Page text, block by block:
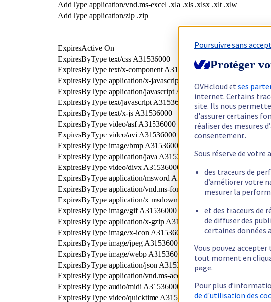
AddType application/vnd.ms-excel .xla .xls .xlsx .xlt .xlw
AddType application/zip .zip
ExpiresActive On
ExpiresByType text/css A31536000
ExpiresByType text/x-component A31536000
ExpiresByType application/x-javascript A31536000
ExpiresByType application/javascript A31536000
ExpiresByType text/javascript A31536000
ExpiresByType text/x-js A31536000
ExpiresByType video/asf A31536000
ExpiresByType video/avi A31536000
ExpiresByType image/bmp A31536000
ExpiresByType application/java A31536000
ExpiresByType video/divx A31536000
ExpiresByType application/msword A31536000
ExpiresByType application/vnd.ms-fontobject A31536000
ExpiresByType application/x-msdownload A31536000
ExpiresByType image/gif A31536000
ExpiresByType application/x-gzip A31536000
ExpiresByType image/x-icon A31536000
ExpiresByType image/jpeg A31536000
ExpiresByType image/webp A31536000
ExpiresByType application/json A31536000
ExpiresByType application/vnd.ms-access A31536000
ExpiresByType audio/midi A31536000
ExpiresByType video/quicktime A31536000
Poursuivre sans
Protéger
OVHcloud et ses
internet. Certains
site. Ils nous
d'assurer certaines
réaliser des mesures
consentement.
Sous réserve de votre
des traceurs de
d’améliorer votre
mesurer la
et des traceurs de
de diffuser des
certaines données
Vous pouvez
tout moment en
page.
Pour plus
de d'utilisation des